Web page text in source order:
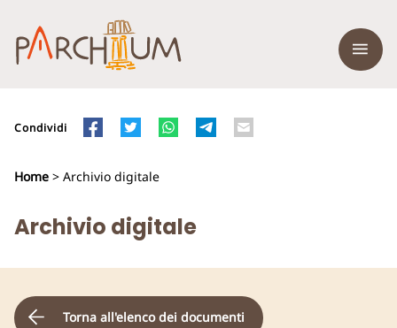
Condividi
Home > Archivio digitale
Archivio digitale
Torna all'elenco dei documenti